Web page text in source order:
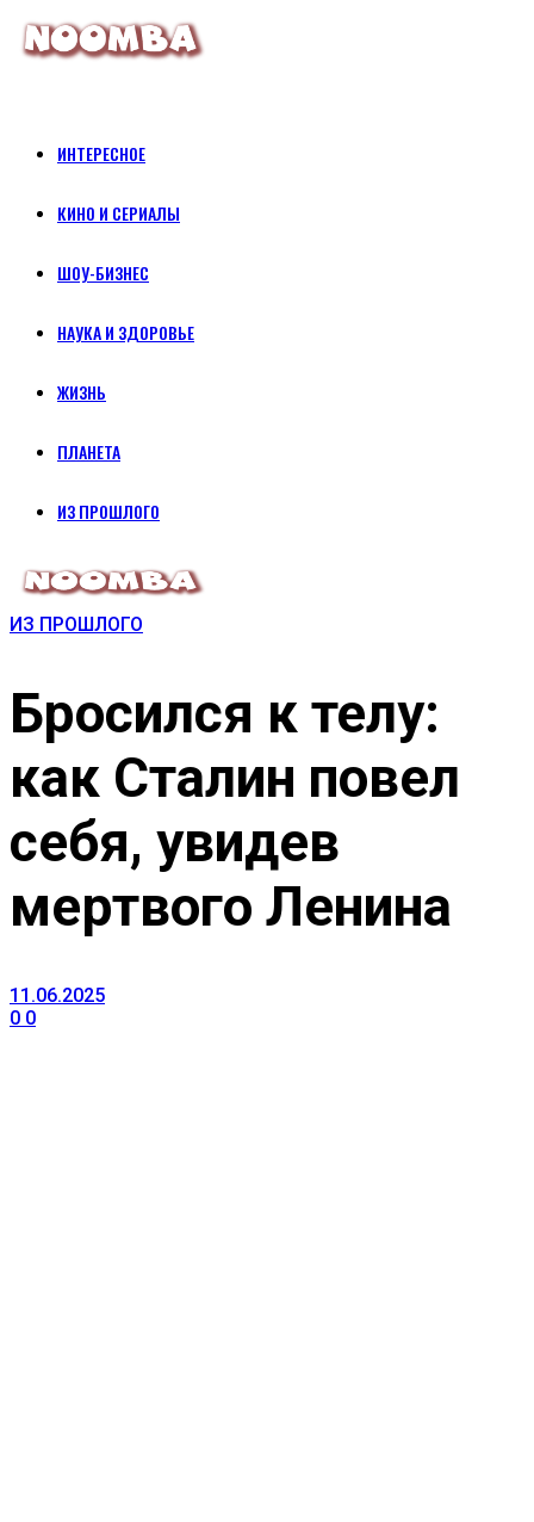
ИНТЕРЕСНОЕ
КИНО И СЕРИАЛЫ
ШОУ-БИЗНЕС
НАУКА И ЗДОРОВЬЕ
ЖИЗНЬ
ПЛАНЕТА
ИЗ ПРОШЛОГО
ИЗ ПРОШЛОГО
Бросился к телу:
как Сталин повел
себя, увидев
мертвого Ленина
11.06.2025
0 0